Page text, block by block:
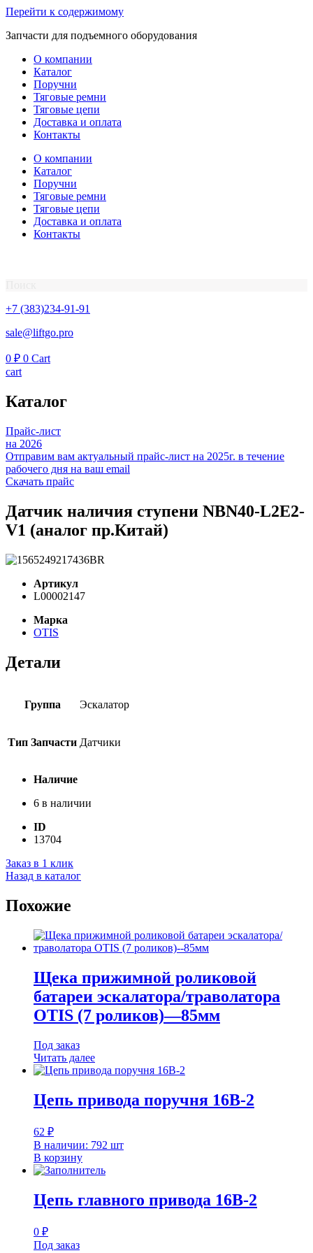
Перейти к содержимому
Запчасти для подъемного оборудования
О компании
Каталог
Поручни
Тяговые ремни
Тяговые цепи
Доставка и оплата
Контакты
О компании
Каталог
Поручни
Тяговые ремни
Тяговые цепи
Доставка и оплата
Контакты
+7 (383)234-91-91
sale@liftgo.pro
0 ₽ 0 Cart
cart
Каталог
Прайс-лист
на 2026
Отправим вам актуальный прайс-лист на 2025г. в течение
рабочего дня на ваш email
Скачать прайс
Датчик наличия ступени NBN40-L2E2-
V1 (аналог пр.Китай)
Артикул
L00002147
Марка
OTIS
Детали
Группа Эскалатор
Тип Запчасти Датчики
Наличие
6 в наличии
ID
13704
Заказ в 1 клик
Назад в каталог
Похожие
Щека прижимной роликовой
батареи эскалатора/траволатора
OTIS (7 роликов)—85мм
Под заказ
Читать далее
Цепь привода поручня 16B-2
62 ₽
В наличии: 792 шт
В корзину
Цепь главного привода 16B-2
0 ₽
Под заказ